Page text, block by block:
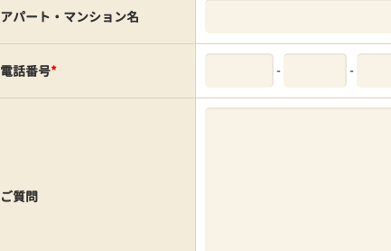
アパート・マンション名
電話番号* - -
ご質問